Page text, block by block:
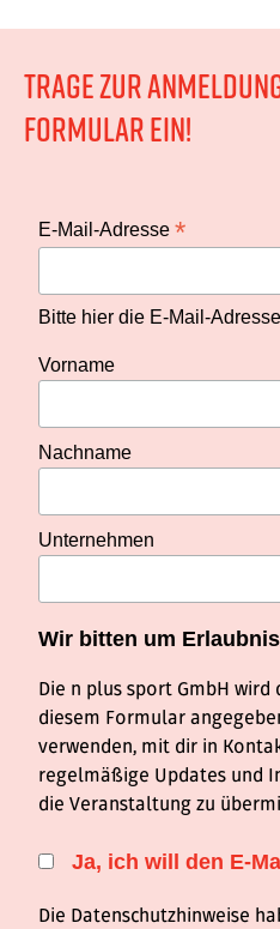
Trage zur
Formular ein!
E-Mail-Adresse*
Bitte hier die E-Mail-
Vorname
Nachname
Unternehmen
Wir bitten um Erlaubnis
Die n plus sport GmbH
diesem Formular
verwenden, mit dir in
regelmäßige Updates und
die Veranstaltung zu
Ja, ich will den E-
Die Datenschutzhinweise